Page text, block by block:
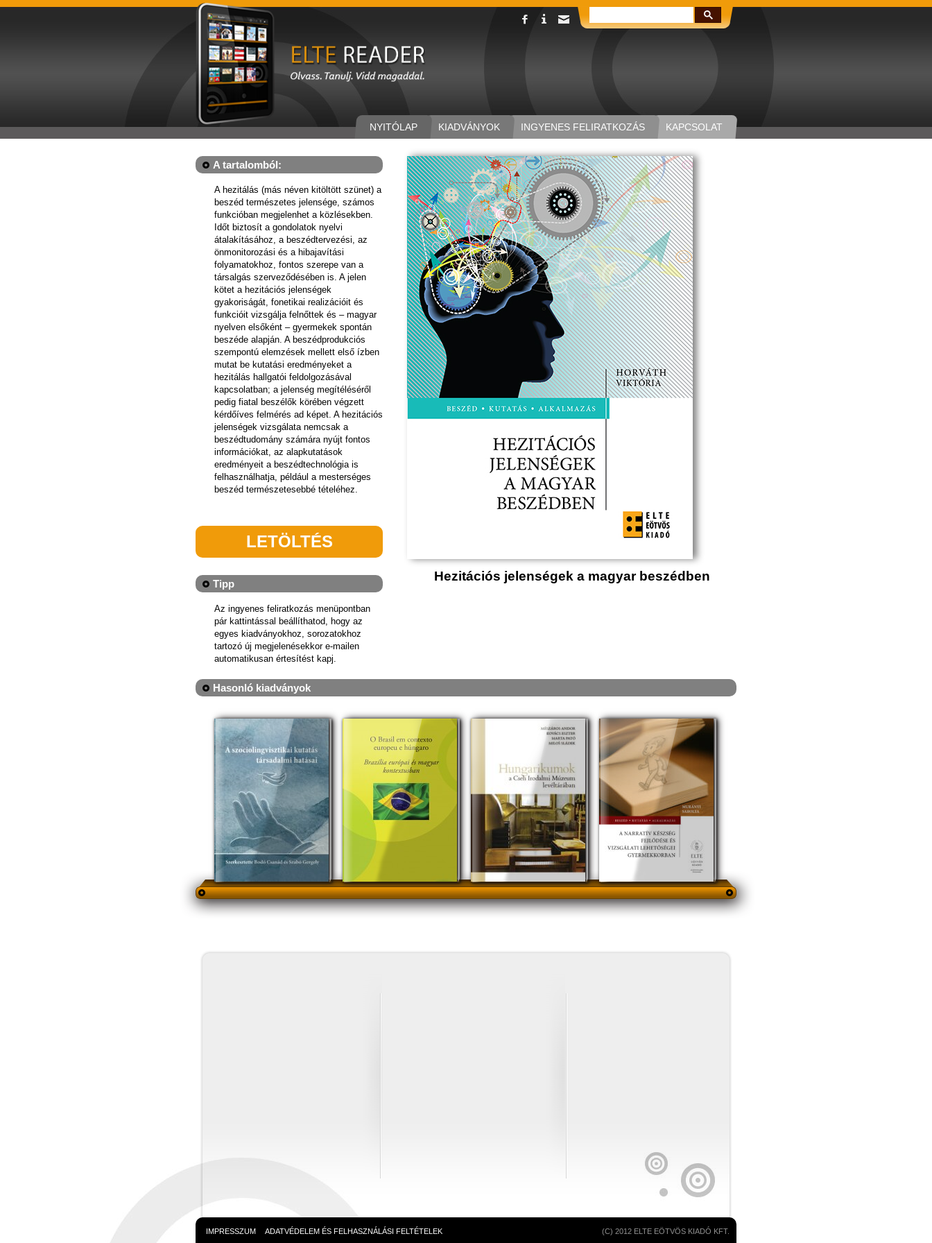
KAPCSOLAT
INGYENES FELIRATKOZÁS
KIADVÁNYOK
NYITÓLAP
A tartalomból:
A hezitálás (más néven kitöltött szünet) a
beszéd természetes jelensége, számos
funkcióban megjelenhet a közlésekben.
Időt biztosít a gondolatok nyelvi
átalakításához, a beszédtervezési, az
önmonitorozási és a hibajavítási
folyamatokhoz, fontos szerepe van a
társalgás szerveződésében is. A jelen
kötet a hezitációs jelenségek
gyakoriságát, fonetikai realizációit és
funkcióit vizsgálja felnőttek és – magyar
nyelven elsőként – gyermekek spontán
beszéde alapján. A beszédprodukciós
szempontú elemzések mellett első ízben
mutat be kutatási eredményeket a
hezitálás hallgatói feldolgozásával
kapcsolatban; a jelenség megítéléséről
pedig fiatal beszélők körében végzett
kérdőíves felmérés ad képet. A hezitációs
jelenségek vizsgálata nemcsak a
beszédtudomány számára nyújt fontos
információkat, az alapkutatások
eredményeit a beszédtechnológia is
felhasználhatja, például a mesterséges
beszéd természetesebbé tételéhez.
LETÖLTÉS
Tipp
Az ingyenes feliratkozás menüpontban
pár kattintással beállíthatod, hogy az
egyes kiadványokhoz, sorozatokhoz
tartozó új megjelenésekkor e-mailen
automatikusan értesítést kapj.
Hezitációs jelenségek a magyar beszédben
Hasonló kiadványok
IMPRESSZUM ADATVÉDELEM ÉS FELHASZNÁLÁSI FELTÉTELEK (C) 2012 ELTE EÖTVÖS KIADÓ KFT.